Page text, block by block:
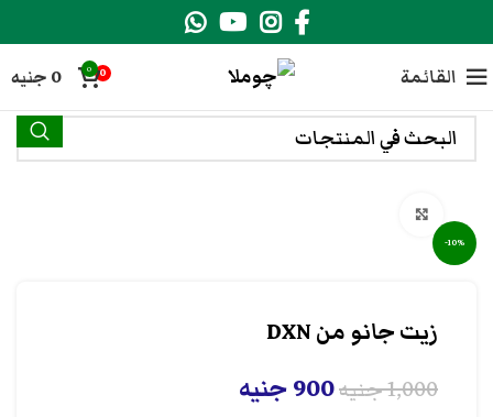
القائمة 0
0
0 جنيه
-10%
زيت جانو من DXN
1,000جنيه900جنيه